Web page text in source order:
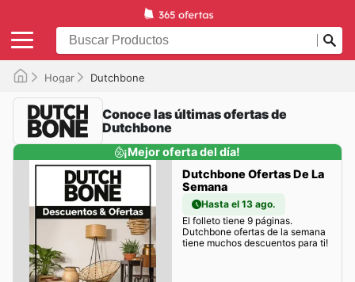
Hogar Dutchbone
Conoce las últimas ofertas de
Dutchbone
¡Mejor oferta del día!
Dutchbone Ofertas De La
Semana
Hasta el 13 ago.
El folleto tiene 9 páginas.
Dutchbone ofertas de la semana
tiene muchos descuentos para ti!